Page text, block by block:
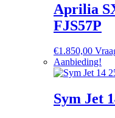
Aprilia
FJS57P
€1.850,00
Aanbieding!
Sym Jet